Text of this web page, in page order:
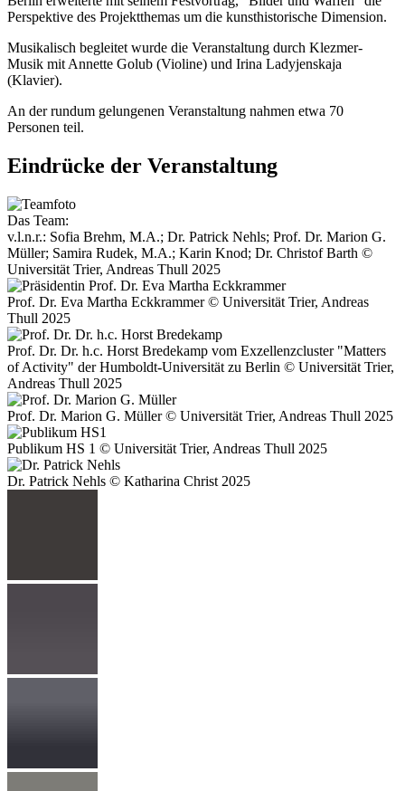
Perspektive des Projektthemas um die kunsthistorische Dimension.
Musikalisch begleitet wurde die Veranstaltung durch Klezmer-
Musik mit Annette Golub (Violine) und Irina Ladyjenskaja
(Klavier).
An der rundum gelungenen Veranstaltung nahmen etwa 70
Personen teil.
Eindrücke der Veranstaltung
Das Team:
v.l.n.r.: Sofia Brehm, M.A.; Dr. Patrick Nehls; Prof. Dr. Marion G.
Müller; Samira Rudek, M.A.; Karin Knod; Dr. Christof Barth ©
Universität Trier, Andreas Thull 2025
Prof. Dr. Eva Martha Eckkrammer © Universität Trier, Andreas
Thull 2025
Prof. Dr. Dr. h.c. Horst Bredekamp vom Exzellenzcluster "Matters
of Activity" der Humboldt-Universität zu Berlin © Universität Trier,
Andreas Thull 2025
Prof. Dr. Marion G. Müller © Universität Trier, Andreas Thull 2025
Publikum HS 1 © Universität Trier, Andreas Thull 2025
Dr. Patrick Nehls © Katharina Christ 2025